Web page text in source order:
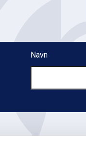
Navn